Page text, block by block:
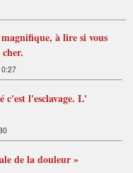
à lire si vous
l'esclavage. L'
de la douleur »